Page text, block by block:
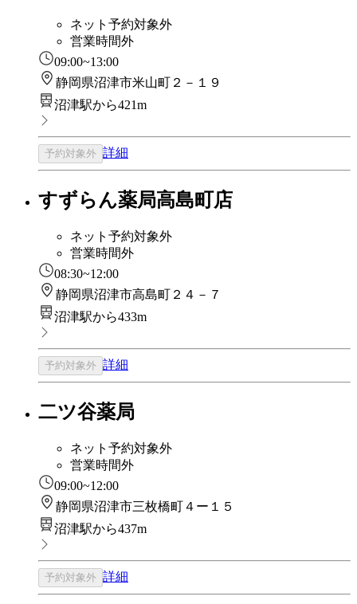
ネット予約対象外
営業時間外
09:00~13:00
静岡県沼津市米山町２－１９
沼津駅から421m
予約対象外 詳細
すずらん薬局高島町店
ネット予約対象外
営業時間外
08:30~12:00
静岡県沼津市高島町２４－７
沼津駅から433m
予約対象外 詳細
二ツ谷薬局
ネット予約対象外
営業時間外
09:00~12:00
静岡県沼津市三枚橋町４ー１５
沼津駅から437m
予約対象外 詳細